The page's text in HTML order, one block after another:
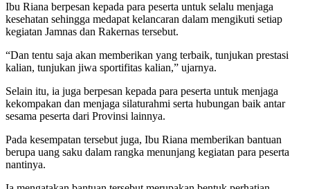
Ibu Riana berpesan kepada para peserta untuk selalu menjaga
kesehatan sehingga medapat kelancaran dalam mengikuti setiap
kegiatan Jamnas dan Rakernas tersebut.
“Dan tentu saja akan memberikan yang terbaik, tunjukan prestasi
kalian, tunjukan jiwa sportifitas kalian,” ujarnya.
Selain itu, ia juga berpesan kepada para peserta untuk menjaga
kekompakan dan menjaga silaturahmi serta hubungan baik antar
sesama peserta dari Provinsi lainnya.
Pada kesempatan tersebut juga, Ibu Riana memberikan bantuan
berupa uang saku dalam rangka menunjang kegiatan para peserta
nantinya.